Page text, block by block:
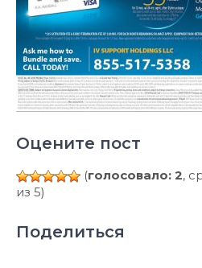
Оцените пост
(голосовало: 2,
из 5)
Поделиться